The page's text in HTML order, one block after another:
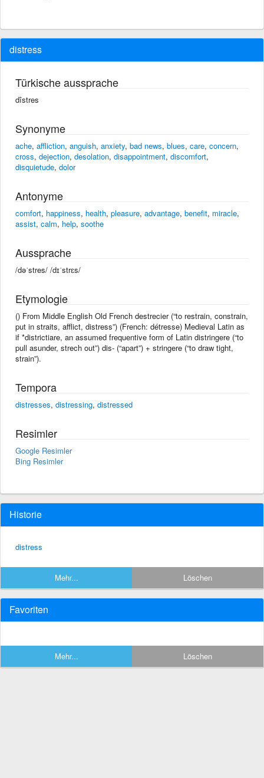
distress
Türkische aussprache
dîstres
Synonyme
ache, affliction, anguish, anxiety, bad news, blues, care, concern,
cross, dejection, desolation, disappointment, discomfort,
disquietude, dolor
Antonyme
comfort, happiness, health, pleasure, advantage, benefit, miracle,
assist, calm, help, soothe
Aussprache
/dəˈstres/ /dɪˈstrɛs/
Etymologie
() From Middle English Old French destrecier (“to restrain, constrain,
put in straits, afflict, distress”) (French: détresse) Medieval Latin as
if *districtiare, an assumed frequentive form of Latin distringere (“to
pull asunder, strech out”) dis- (“apart”) + stringere (“to draw tight,
strain”).
Tempora
distresses, distressing, distressed
Resimler
Google Resimler
Bing Resimler
Historie
distress
Mehr... Löschen
Favoriten
Mehr... Löschen